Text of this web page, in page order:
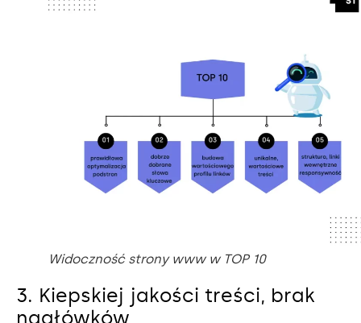
Widoczność strony www w TOP 10
3. Kiepskiej jakości treści, brak
nagłówków